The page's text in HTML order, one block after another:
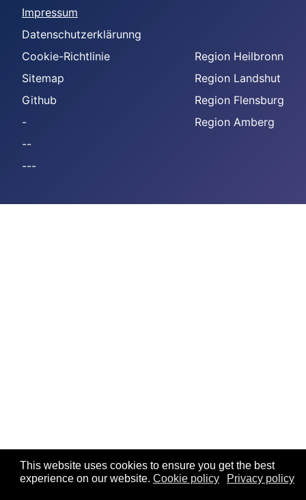
This website uses cookies to ensure you get the best
experience on our website. Cookie policy Privacy policy
Impressum
Datenschutzerklärunng
Cookie-Richtlinie
Sitemap
Github
-
--
---
Region Heilbronn
Region Landshut
Region Flensburg
Region Amberg